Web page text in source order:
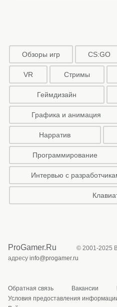
Обзоры игр CS:GO
VR Стримы
Геймдизайн
Графика и анимация
Нарратив
Программирование
Интервью с
ProGamer.Ru
© 2001-2025
адресу info@progamer.ru
Обратная связь Вакансии
Условия предоставления